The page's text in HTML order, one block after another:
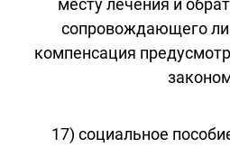
месту лечения и
сопровождающего
компенсация
17) социальное